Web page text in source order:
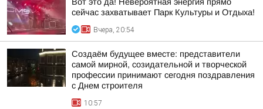
сейчас захватывает Парк Культуры и Отдыха!
Вчера, 20:54
Создаём будущее вместе: представители
самой мирной, созидательной и творческой
профессии принимают сегодня поздравления
с Днем строителя
10:57